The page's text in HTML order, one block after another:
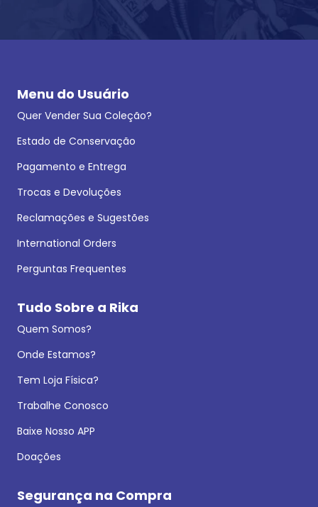
Menu do Usuário
Quer Vender Sua Coleção?
Estado de Conservação
Pagamento e Entrega
Trocas e Devoluções
Reclamações e Sugestões
International Orders
Perguntas Frequentes
Tudo Sobre a Rika
Quem Somos?
Onde Estamos?
Tem Loja Física?
Trabalhe Conosco
Baixe Nosso APP
Doações
Segurança na Compra